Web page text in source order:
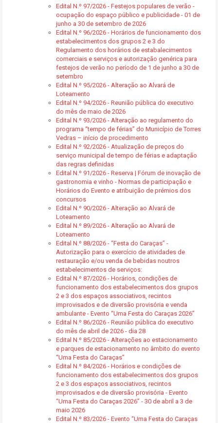
Edital N.º 97/2026 - Festejos populares de verão -
ocupação do espaço público e publicidade - 01 de
junho a 30 de setembro de 2026
Edital N.º 96/2026 - Horários de funcionamento dos
estabelecimentos dos grupos 2 e 3 do
Regulamento dos horários de estabalecimentos
comerciais e serviços e autorização genérica para
festejos de verão no período de 1 de junho a 30 de
setembro
Edital N.º 95/2026 - Alteração ao Alvará de
Loteamento
Edital N.º 94/2026 - Reunião pública do executivo
do mês de maio de 2026
Edital N.º 93/2026 - Alteração ao regulamento do
programa “tempo de férias” do Município de Torres
Vedras – início de procedimento
Edital N.º 92/2026 - Atualização de preços do
serviço municipal de tempo de férias e adaptação
das regras definidas
Edital N.º 91/2026 - Reserva | Fórum de inovação de
gastronomia e vinho - Normas de participação e
Horários do Evento e atribuição de prémios dos
concursos
Edital N.º 90/2026 - Alteração ao Alvará de
Loteamento
Edital N.º 89/2026 - Alteração ao Alvará de
Loteamento
Edital N.º 88/2026 - “Festa do Caraças” -
Autorização para o exercício de atividades de
restauração e/ou venda de bebidas noutros
estabelecimentos de serviços:
Edital N.º 87/2026 - Horários, condições de
funcionamento dos estabelecimentos dos grupos
2 e 3 dos espaços associativos, recintos
improvisados e de diversão provisória e venda
ambulante - Evento “Uma Festa do Caraças 2026”
Edital N.º 86/2026 - Reunião pública do executivo
do mês de abril de 2026 - dia 28
Edital N.º 85/2026 - Alterações ao estacionamento
e parques de estacionamento no âmbito do evento
“Uma Festa do Caraças”
Edital N.º 84/2026 - Horários e condições de
funcionamento dos estabelecimentos dos grupos
2 e 3 dos espaços associativos, recintos
improvisados e de diversão provisória - Evento
“Uma Festa do Caraças 2026” - 30 de abril a 3 de
maio 2026
Edital N.º 83/2026 - Evento “Uma Festa do Caraças